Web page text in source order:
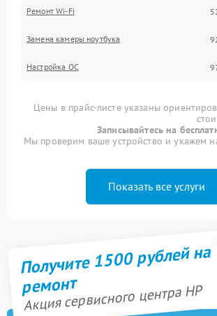
Ремонт Wi-Fi
Замена камеры ноутбука
Настройка ОС
Цены в прайс-листе указаны
Записывайтесь на
Мы проверим ваше устройство и укажем
Показать все услуги
Получите 1500 рублей на
ремонт
Акция сервисного центра HP